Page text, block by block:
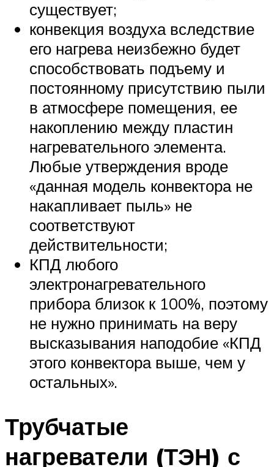
существует;
конвекция воздуха вследствие
его нагрева неизбежно будет
способствовать подъему и
постоянному присутствию пыли
в атмосфере помещения, ее
накоплению между пластин
нагревательного элемента.
Любые утверждения вроде
«данная модель конвектора не
накапливает пыль» не
соответствуют
действительности;
КПД любого
электронагревательного
прибора близок к 100%, поэтому
не нужно принимать на веру
высказывания наподобие «КПД
этого конвектора выше, чем у
остальных».
Трубчатые
нагреватели (ТЭН) с